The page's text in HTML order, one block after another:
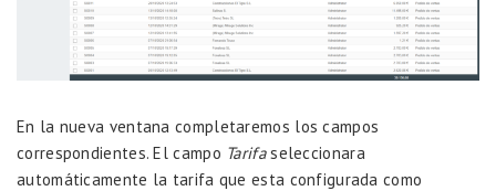
En la nueva ventana completaremos los campos
correspondientes. El campo Tarifaseleccionara
automáticamente la tarifa que esta configurada como